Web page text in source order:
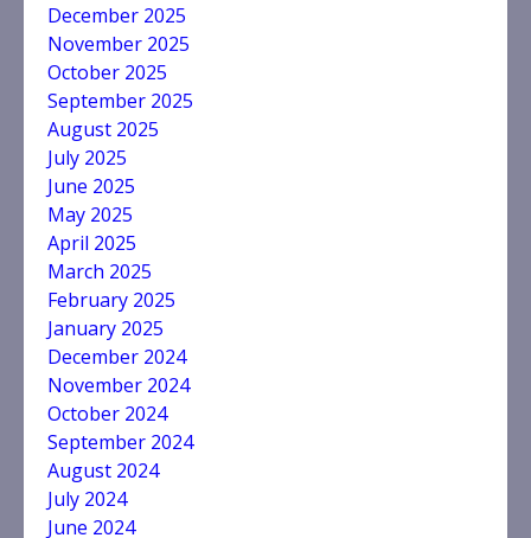
December 2025
November 2025
October 2025
September 2025
August 2025
July 2025
June 2025
May 2025
April 2025
March 2025
February 2025
January 2025
December 2024
November 2024
October 2024
September 2024
August 2024
July 2024
June 2024